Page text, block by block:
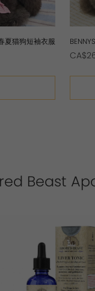
夏猫狗短袖衣服
袖衣服
Beast